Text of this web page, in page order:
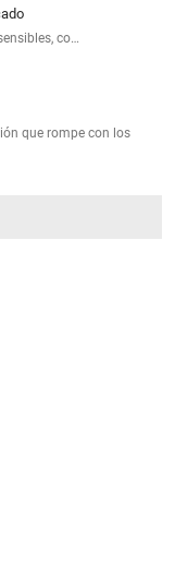
co…
que rompe con los